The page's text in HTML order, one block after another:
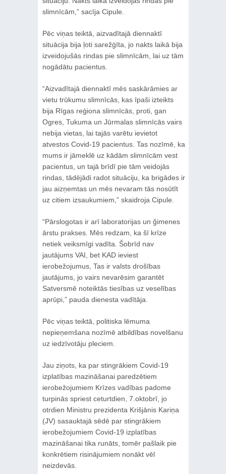
slimnīcām,” sacīja Cipule.
Pēc viņas teiktā, aizvadītajā diennaktī
situācija bija ļoti sarežģīta, jo nakts laikā bija
izveidojušās rindas pie slimnīcām, lai uz tām
nogādātu pacientus.
“Aizvadītajā diennaktī mēs saskārāmies ar
vietu trūkumu slimnīcās, kas īpaši izteikts
bija Rīgas reģiona slimnīcās, proti, gan
Ogres, Tukuma un Jūrmalas slimnīcās vairs
nebija vietas, lai tajās varētu ievietot
atvestos Covid-19 pacientus. Tas nozīmē, ka
mums ir jāmeklē uz kādām slimnīcām vest
pacientus, un tajā brīdī pie tām veidojās
rindas, tādējādi radot situāciju, ka brigādes ir
jau aizņemtas un mēs nevaram tās nosūtīt
uz citiem izsaukumiem,” skaidroja Cipule.
“Pārslogotas ir arī laboratorijas un ğimenes
ārstu prakses. Mēs redzam, ka šī krīze
netiek veiksmīgi vadīta. Šobrīd nav
jautājums VAI, bet KAD ieviest
ierobežojumus, Tas ir valsts drošības
jautājums, jo vairs nevarēsim garantēt
Satversmē noteiktās tiesības uz veselības
aprūpi,” pauda dienesta vadītāja.
Pēc viņas teiktā, politiska lēmuma
nepieņemšana nozīmē atbildības novelšanu
uz iedzīvotāju pleciem.
Jau ziņots, ka par stingrākiem Covid-19
izplatības mazināšanai paredzētiem
ierobežojumiem Krīzes vadības padome
turpinās spriest ceturtdien, 7.oktobrī, jo
otrdien Ministru prezidenta Krišjānis Kariņa
(JV) sasauktajā sēdē par stingrākiem
ierobežojumiem Covid-19 izplatības
mazināšanai tika runāts, tomēr pašlaik pie
konkrētiem risinājumiem nonākt vēl
neizdevās.